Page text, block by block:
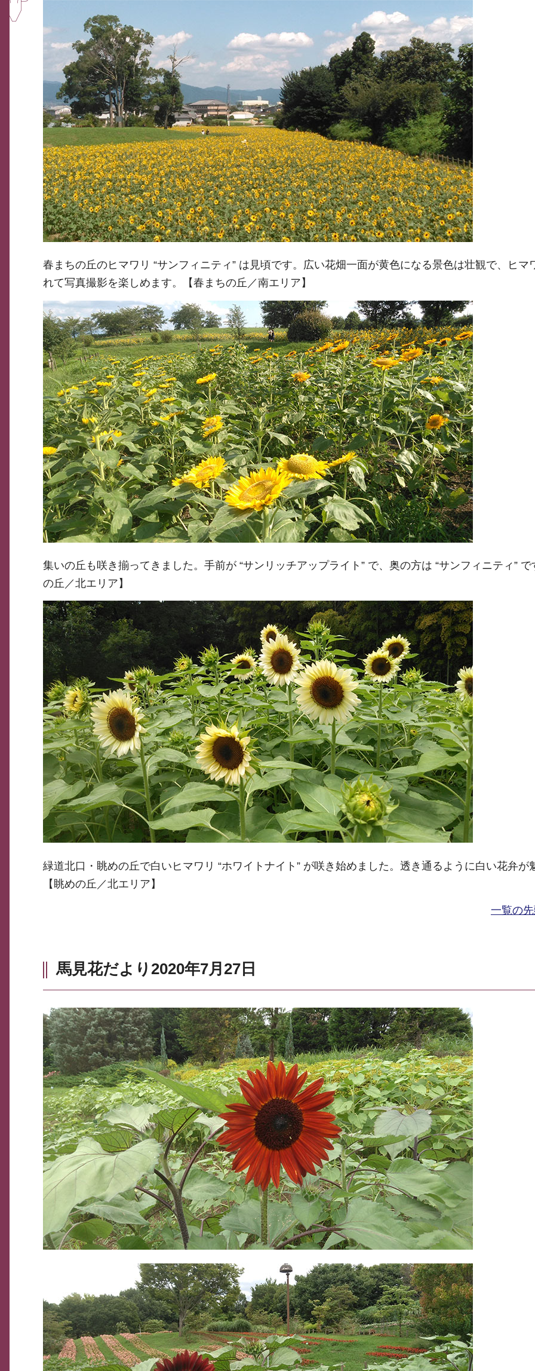
春まちの丘のヒマワリ “サンフィニティ” は見頃です。広い花畑一面が黄色になる景色は壮観で、ヒマ
れて写真撮影を楽しめます。【春まちの丘／南エリア】
集いの丘も咲き揃ってきました。手前が “サンリッチアップライト” で、奥の方は “サンフィニティ” で
の丘／北エリア】
緑道北口・眺めの丘で白いヒマワリ “ホワイトナイト” が咲き始めました。透き通るように白い花弁が
【眺めの丘／北エリア】
一覧の
馬見花だより2020年7月27日